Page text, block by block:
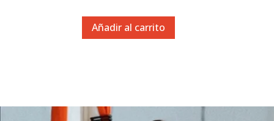
Añadir al carrito
Reproductor
Media error: Format(s) not supported or source(s) not found